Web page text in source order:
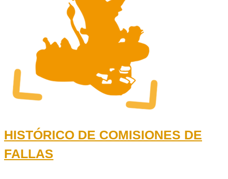
HISTÓRICO DE COMISIONES DE
FALLAS